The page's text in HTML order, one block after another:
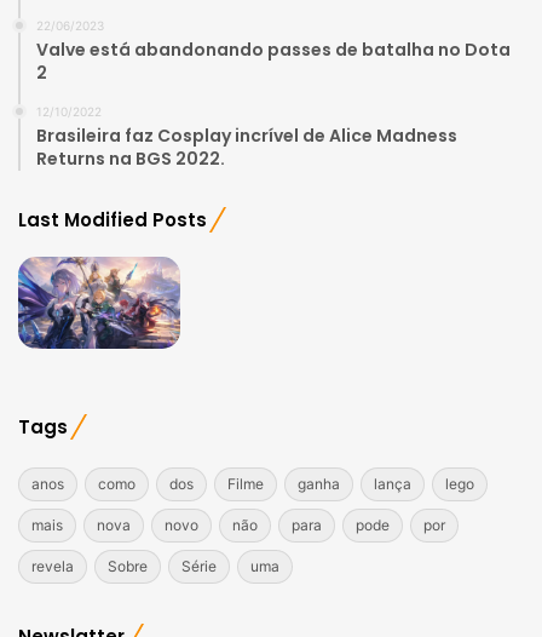
22/06/2023
Valve está abandonando passes de batalha no Dota
2
12/10/2022
Brasileira faz Cosplay incrível de Alice Madness
Returns na BGS 2022.
Last Modified Posts
Tags
anos como dos Filme ganha lança lego
mais nova novo não para pode por
revela Sobre Série uma